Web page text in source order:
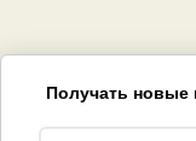
Получать новые